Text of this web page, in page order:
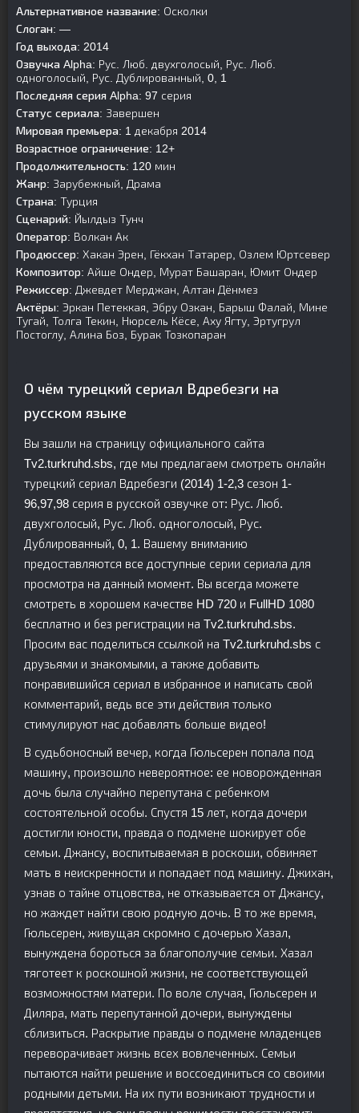
Альтернативное название: Осколки
Слоган: —
Год выхода: 2014
Озвучка Alpha: Рус. Люб. двухголосый, Рус. Люб.
одноголосый, Рус. Дублированный, 0, 1
Последняя серия Alpha: 97 серия
Статус сериала: Завершен
Мировая премьера: 1 декабря 2014
Возрастное ограничение: 12+
Продолжительность: 120 мин
Жанр: Зарубежный, Драма
Страна: Турция
Сценарий: Йылдыз Тунч
Оператор: Волкан Ак
Продюссер: Хакан Эрен, Гёкхан Татарер, Озлем Юртсевер
Композитор: Айше Ондер, Мурат Башаран, Юмит Ондер
Режиссер: Джевдет Мерджан, Алтан Дёнмез
Актёры: Эркан Петеккая, Эбру Озкан, Барыш Фалай, Мине
Тугай, Толга Текин, Нюрсель Кёсе, Аху Ягту, Эртугрул
Постоглу, Алина Боз, Бурак Тозкопаран
О чём турецкий сериал Вдребезги на
русском языке
Вы зашли на страницу официального сайта
Tv2.turkruhd.sbs, где мы предлагаем смотреть онлайн
турецкий сериал Вдребезги (2014) 1-2,3 сезон 1-
96,97,98 серия в русской озвучке от: Рус. Люб.
двухголосый, Рус. Люб. одноголосый, Рус.
Дублированный, 0, 1. Вашему вниманию
предоставляются все доступные серии сериала для
просмотра на данный момент. Вы всегда можете
смотреть в хорошем качестве HD 720 и FullHD 1080
бесплатно и без регистрации на Tv2.turkruhd.sbs.
Просим вас поделиться ссылкой на Tv2.turkruhd.sbs с
друзьями и знакомыми, а также добавить
понравившийся сериал в избранное и написать свой
комментарий, ведь все эти действия только
стимулируют нас добавлять больше видео!
В судьбоносный вечер, когда Гюльсерен попала под
машину, произошло невероятное: ее новорожденная
дочь была случайно перепутана с ребенком
состоятельной особы. Спустя 15 лет, когда дочери
достигли юности, правда о подмене шокирует обе
семьи. Джансу, воспитываемая в роскоши, обвиняет
мать в неискренности и попадает под машину. Джихан,
узнав о тайне отцовства, не отказывается от Джансу,
но жаждет найти свою родную дочь. В то же время,
Гюльсерен, живущая скромно с дочерью Хазал,
вынуждена бороться за благополучие семьи. Хазал
тяготеет к роскошной жизни, не соответствующей
возможностям матери. По воле случая, Гюльсерен и
Диляра, мать перепутанной дочери, вынуждены
сблизиться. Раскрытие правды о подмене младенцев
переворачивает жизнь всех вовлеченных. Семьи
пытаются найти решение и воссоединиться со своими
родными детьми. На их пути возникают трудности и